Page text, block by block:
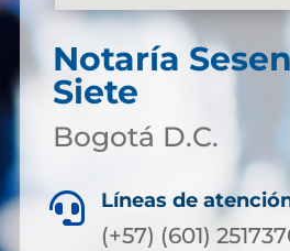
Notaría
Siete
Bogotá D.C.
 Líneas de
(+57) (601)